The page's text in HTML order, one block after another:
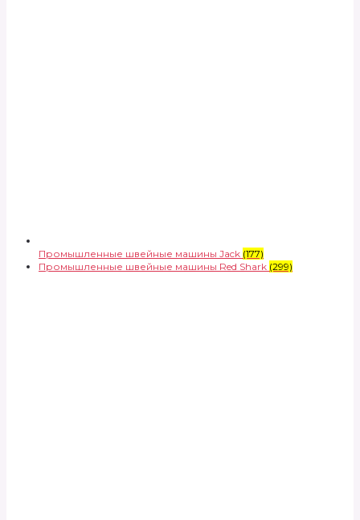
Промышленные швейные машины Jack (177)
Промышленные швейные машины Red Shark (299)